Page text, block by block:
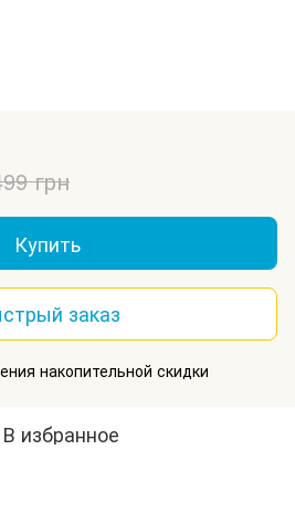
грн
Купить
заказ
накопительной скидки
В избранное